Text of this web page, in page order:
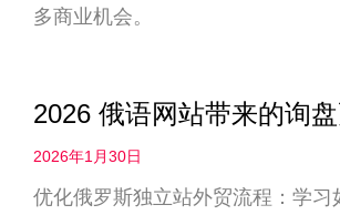
多商业机会。
2026 俄语网站带来的询
2026年1月30日
优化俄罗斯独立站外贸流程：学